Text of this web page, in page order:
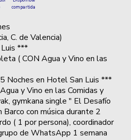
compartida
C. de Valencia)
***
( CON Agua y Vino en las
Noches en Hotel San Luis ***
y Vino en las Comidas y
gymkana single " El Desafío
con música durante 2
( 1 por persona), coordinador
de WhatsApp 1 semana